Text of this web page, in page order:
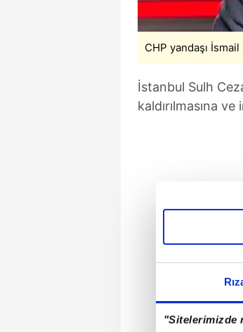
"Sitelerimizde
CHP yandaşı
İstanbul Sulh
kaldırılmasına